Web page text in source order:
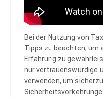
Bei der Nutzung von
Tipps zu beachten, um
Erfahrung zu
nur vertrauenswürdige
verwenden, um